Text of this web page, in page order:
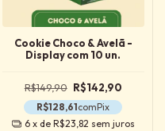
Cookie Choco & Avelã -
Display com 10 un.
R$149,90 R$142,90
R$128,61comPix
6 x de R$23,82 sem juros